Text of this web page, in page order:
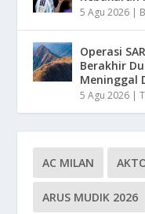
5 Agu 2026 |
Operasi
Berakhir
Meninggal
5 Agu 2026 |
AC MILAN
ARUS MUDIK 2026